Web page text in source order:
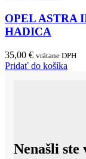
OPEL ASTRA
HADICA
35,00 € vrátane DPH
Pridať do košíka
Nenašli ste